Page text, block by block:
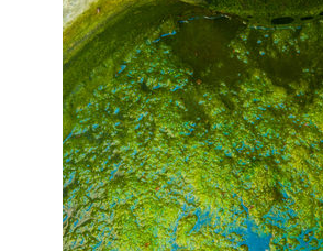
Подальше
читання
Резюме
Рецензія